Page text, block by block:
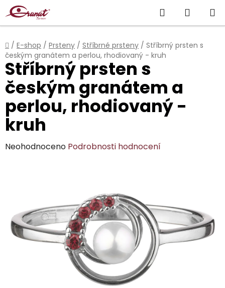
Přejít
na
obsah
Hledat
KOŠÍK
Domů
/ E-shop / Prsteny / Stříbrné prsteny / Stříbrný prsten s
českým granátem a perlou, rhodiovaný - kruh
Stříbrný prsten s
českým granátem a
perlou, rhodiovaný -
kruh
Průměrné
hvězdiček.
Neohodnoceno Podrobnosti hodnocení